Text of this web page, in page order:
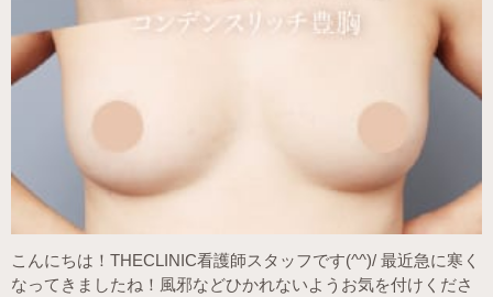
こんにちは！THECLINIC看護師スタッフです(^^)/ 最近急に寒く
なってきましたね！風邪などひかれないようお気を付けくださ